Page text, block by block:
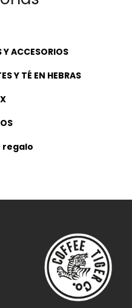
Y ACCESORIOS
Y TÉ EN HEBRAS
regalo